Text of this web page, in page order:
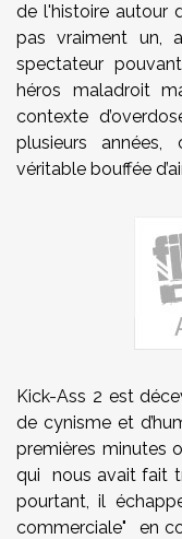
de l'histoire autour
pas vraiment un,
spectateur
héros maladroit
contexte
plusieurs
véritable bouffée
Kick-Ass 2 est
de cynisme et
premières minutes
qui nous avait fait
pourtant, il
commerciale" en